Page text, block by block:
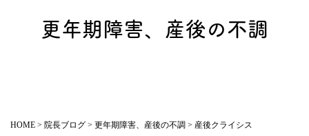
更年期障害、産後の不調
HOME > 院長ブログ > 更年期障害、産後の不調 > 産後クライシス